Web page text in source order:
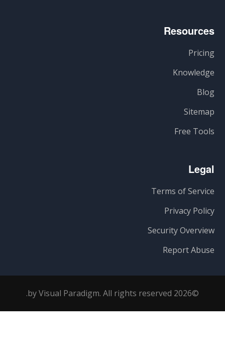
Resources
Pricing
Knowledge
Blog
Sitemap
Free Tools
Legal
Terms of Service
Privacy Policy
Security Overview
Report Abuse
©2026 by Visual Paradigm. All rights reserved.